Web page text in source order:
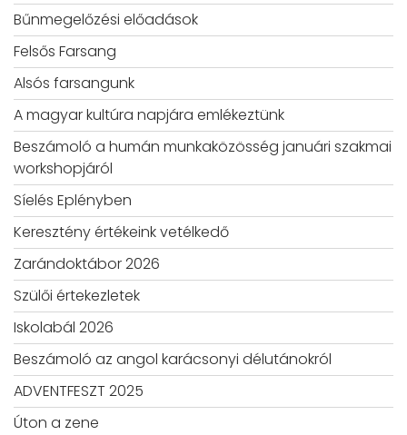
Bűnmegelőzési előadások
Felsős Farsang
Alsós farsangunk
A magyar kultúra napjára emlékeztünk
Beszámoló a humán munkaközösség januári szakmai
workshopjáról
Síelés Eplényben
Keresztény értékeink vetélkedő
Zarándoktábor 2026
Szülői értekezletek
Iskolabál 2026
Beszámoló az angol karácsonyi délutánokról
ADVENTFESZT 2025
Úton a zene